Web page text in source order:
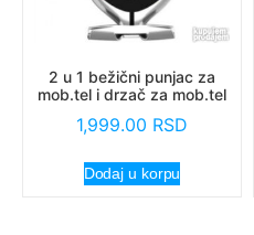
2 u 1 bežični punjac za
mob.tel i drzač za mob.tel
1,999.00 RSD
Dodaj u korpu